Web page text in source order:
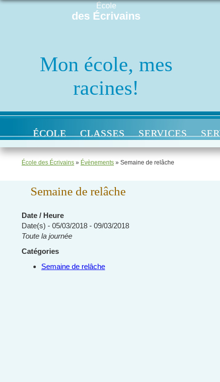
École
des Écrivains
Mon école, mes
racines!
ÉCOLE CLASSES SERVICES
École des Écrivains » Évènements » Semaine de relâche
Semaine de relâche
Date / Heure
Date(s) - 05/03/2018 - 09/03/2018
Toute la journée
Catégories
Semaine de relâche